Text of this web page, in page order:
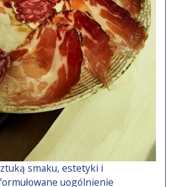
smaku, estetyki i
uogólnienie